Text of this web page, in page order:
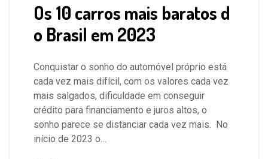
Os 10 carros mais baratos d
o Brasil em 2023
Conquistar o sonho do automóvel próprio está
cada vez mais difícil, com os valores cada vez
mais salgados, dificuldade em conseguir
crédito para financiamento e juros altos, o
sonho parece se distanciar cada vez mais. No
início de 2023 o…